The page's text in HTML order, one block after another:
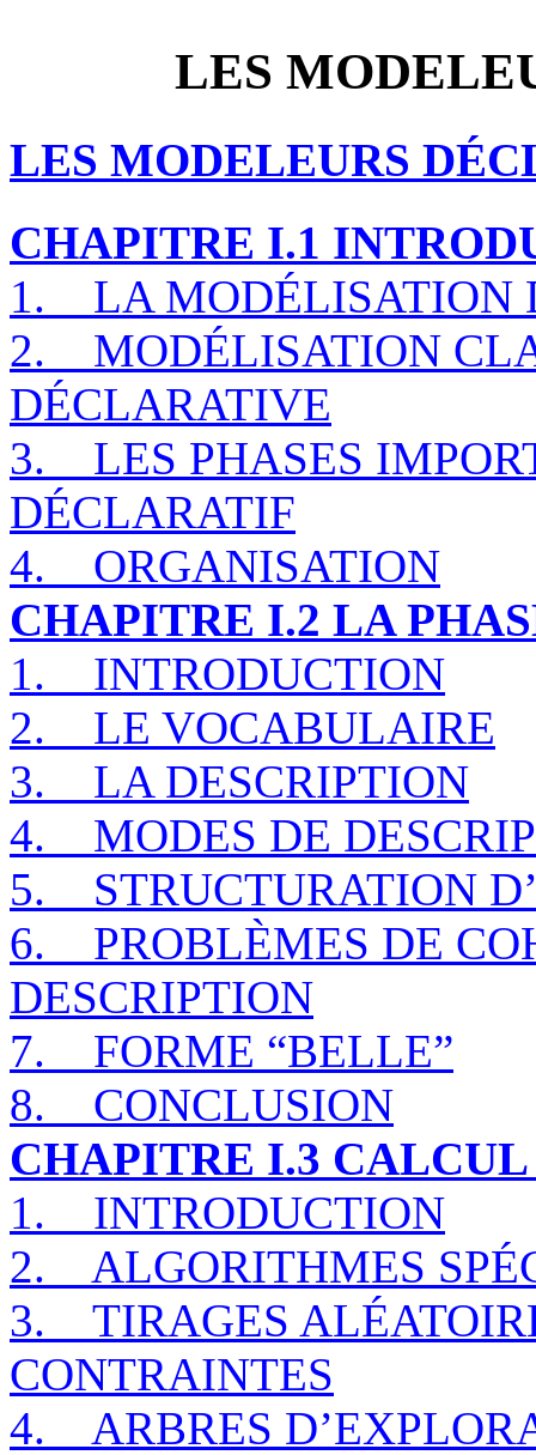
LES
LES MODELEURS
CHAPITRE I.1
1.
LA MODÉLISATION
2.
MODÉLISATION
DÉCLARATIVE
3.
LES PHASES
DÉCLARATIF
4.
ORGANISATION
CHAPITRE I.2 LA
1.
INTRODUCTION
2.
LE VOCABULAIRE
3.
LA DESCRIPTION
4.
MODES DE
5.
STRUCTURATION
6.
PROBLÈMES DE
DESCRIPTION
7.
FORME “BELLE”
8.
CONCLUSION
CHAPITRE I.3 CALCUL
1.
INTRODUCTION
2.
ALGORITHMES
3.
TIRAGES
CONTRAINTES
4.
ARBRES